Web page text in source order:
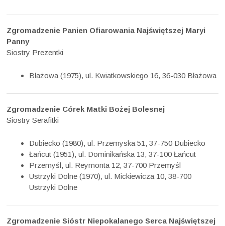
Zgromadzenie Panien Ofiarowania Najświętszej Maryi
Panny
Siostry Prezentki
Błażowa (1975), ul. Kwiatkowskiego 16, 36-030 Błażowa
Zgromadzenie Córek Matki Bożej Bolesnej
Siostry Serafitki
Dubiecko (1980), ul. Przemyska 51, 37-750 Dubiecko
Łańcut (1951), ul. Dominikańska 13, 37-100 Łańcut
Przemyśl, ul. Reymonta 12, 37-700 Przemyśl
Ustrzyki Dolne (1970), ul. Mickiewicza 10, 38-700
Ustrzyki Dolne
Zgromadzenie Sióstr Niepokalanego Serca Najświętszej